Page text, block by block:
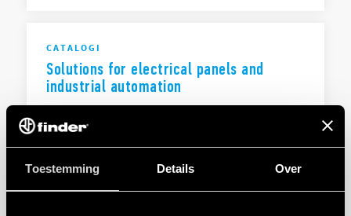
Toestemming Details Over
CATALOGI
Solutions for electrical panels and
industrial automation
EN|3 MB| .PDF